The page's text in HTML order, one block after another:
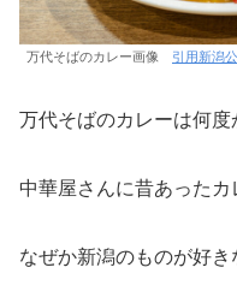
万代そばのカレー画像 引用新潟
万代そばのカレーは何度
中華屋さんに昔あったカ
なぜか新潟のものが好き